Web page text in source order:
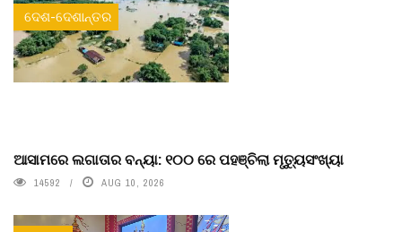
ଦେଶ-ଦେଶାନ୍ତର
ଆସାମରେ ଲଗାତାର ବନ୍ୟା: ୧୦୦ ରେ ପହଞ୍ଚିଲା ମୃତ୍ୟୁସଂଖ୍ୟା
14592 AUG 10, 2026